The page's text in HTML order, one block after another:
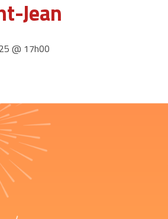
Jean
@ 17h00